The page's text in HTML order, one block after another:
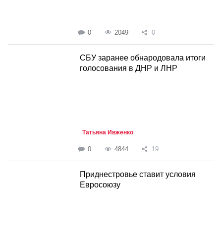
0 2049 0
СБУ заранее обнародовала итоги
голосования в ДНР и ЛНР
Татьяна Ивженко
0 4844 19
Приднестровье ставит условия
Евросоюзу